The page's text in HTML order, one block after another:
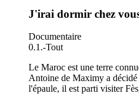
J'irai dormir chez
Documentaire
0.1.-Tout
Le Maroc est une terre
Antoine de Maximy a décidé
l'épaule, il est parti visiter